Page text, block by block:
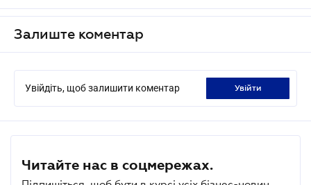
Залиште коментар
Увійдіть, щоб залишити коментар увійти
Читайте нас в соцмережах.